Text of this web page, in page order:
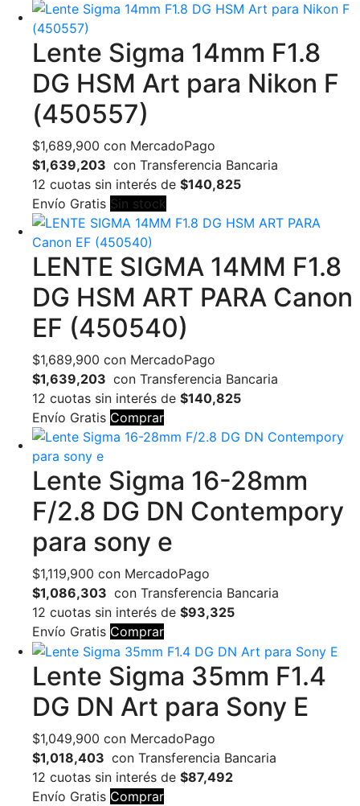
Lente Sigma 14mm F1.8
DG HSM Art para Nikon F
(450557)
$1,689,900 con MercadoPago
$1,639,203 con Transferencia Bancaria
12 cuotas sin interés de $140,825
Envío Gratis Sin stock
LENTE SIGMA 14MM F1.8
DG HSM ART PARA Canon
EF (450540)
$1,689,900 con MercadoPago
$1,639,203 con Transferencia Bancaria
12 cuotas sin interés de $140,825
Envío Gratis Comprar
Lente Sigma 16-28mm
F/2.8 DG DN Contempory
para sony e
$1,119,900 con MercadoPago
$1,086,303 con Transferencia Bancaria
12 cuotas sin interés de $93,325
Envío Gratis Comprar
Lente Sigma 35mm F1.4
DG DN Art para Sony E
$1,049,900 con MercadoPago
$1,018,403 con Transferencia Bancaria
12 cuotas sin interés de $87,492
Envío Gratis Comprar